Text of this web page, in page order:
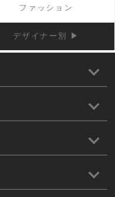
ファッション
デザイナー別 ▶